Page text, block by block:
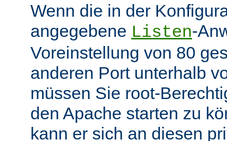
Wenn die in der
angegebene Listen-
Voreinstellung von 80
anderen Port unterhalb
müssen Sie root-
den Apache starten zu
kann er sich an diesen